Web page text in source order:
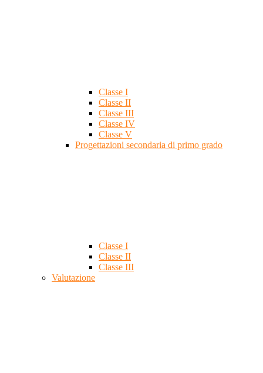
Classe I
Classe II
Classe III
Classe IV
Classe V
Progettazioni secondaria di primo grado
Classe I
Classe II
Classe III
Valutazione